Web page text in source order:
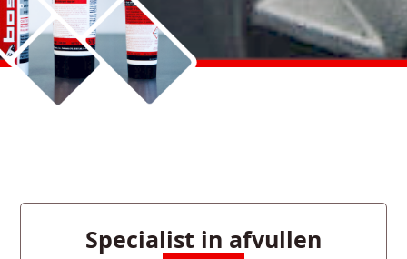
Specialist in afvullen